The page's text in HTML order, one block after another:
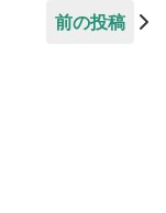
前の投稿